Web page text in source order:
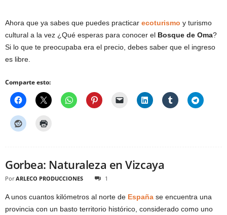
Ahora que ya sabes que puedes practicar ecoturismo y turismo
cultural a la vez ¿Qué esperas para conocer el Bosque de Oma?
Si lo que te preocupaba era el precio, debes saber que el ingreso
es libre.
Comparte esto:
Gorbea: Naturaleza en Vizcaya
Por ARLECO PRODUCCIONES 1
A unos cuantos kilómetros al norte de España se encuentra una
provincia con un basto territorio histórico, considerado como uno